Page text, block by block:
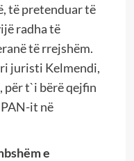
të pretenduar të
radha të
të rrejshëm.
juristi Kelmendi,
për t`i bërë qejfin
it në
e